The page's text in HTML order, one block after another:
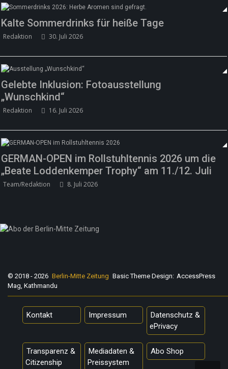
Kalte Sommerdrinks für heiße Tage
Redaktion 30. Juli 2026
Gelebte Inklusion: Fotoausstellung
„Wunschkind“
Redaktion 16. Juli 2026
GERMAN-OPEN im Rollstuhltennis 2026 um die
„Beate Loddenkemper Trophy“ am 11./12. Juli
Team/Redaktion 8. Juli 2026
© 2018 - 2026 Berlin-Mitte Zeitung Basic Theme Design: AccessPress
Mag, Kathmandu
Kontakt Impressum
Datenschutz &
ePrivacy
Transparenz &
Citizenship
Mediadaten &
Preissystem
Abo Shop